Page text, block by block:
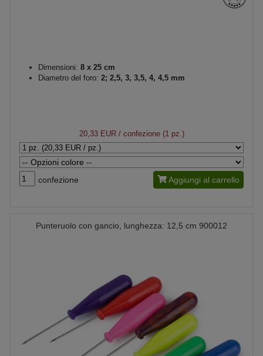
Dimensioni: 8 x 25 cm
Diametro del foro: 2; 2,5, 3, 3,5, 4, 4,5 mm
20,33 EUR/ confezione (1 pz.)
confezione Aggiungi al carrello
Punteruolo con gancio, lunghezza: 12,5 cm 900012